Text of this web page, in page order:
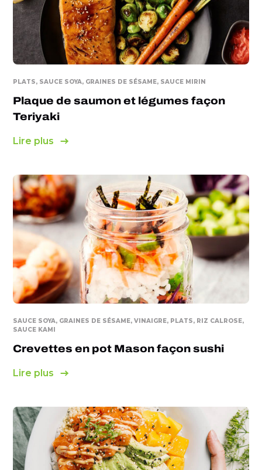
PLATS, SAUCE SOYA, GRAINES DE SÉSAME, SAUCE MIRIN
Plaque de saumon et légumes façon
Teriyaki
Lire plus
SAUCE SOYA, GRAINES DE SÉSAME, VINAIGRE, PLATS, RIZ CALROSE,
SAUCE KAMI
Crevettes en pot Mason façon sushi
Lire plus